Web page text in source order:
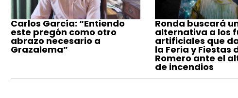
Carlos García: “Entiendo
este pregón como otro
abrazo necesario a
Grazalema”
Ronda buscará
alternativa a los
artificiales que
la Feria y Fiestas
Romero ante el
de incendios